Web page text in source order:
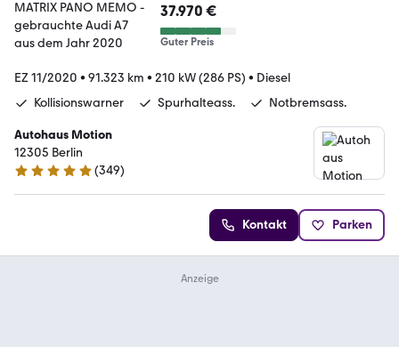
37.970 €
Guter Preis
EZ 11/2020 • 91.323 km • 210 kW (286 PS) • Diesel
Kollisionswarner
Spurhalteass. Notbremsass.
Autohaus Motion
12305 Berlin
5 Sterne
(349)
Kontakt Parken